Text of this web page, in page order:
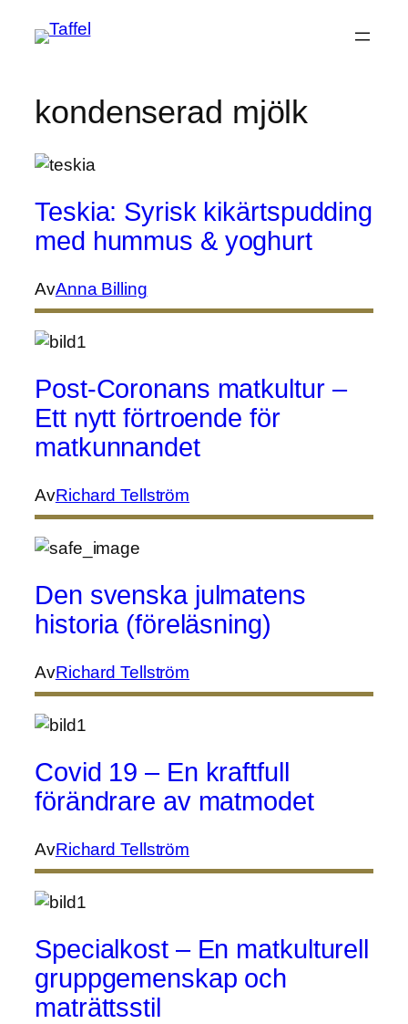
kondenserad mjölk
Teskia: Syrisk kikärtspudding
med hummus & yoghurt
AvAnna Billing
Post-Coronans matkultur –
Ett nytt förtroende för
matkunnandet
AvRichard Tellström
Den svenska julmatens
historia (föreläsning)
AvRichard Tellström
Covid 19 – En kraftfull
förändrare av matmodet
AvRichard Tellström
Specialkost – En matkulturell
gruppgemenskap och
maträttsstil